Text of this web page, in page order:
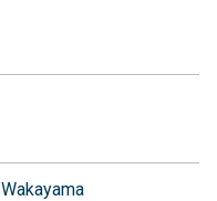
Wakayama